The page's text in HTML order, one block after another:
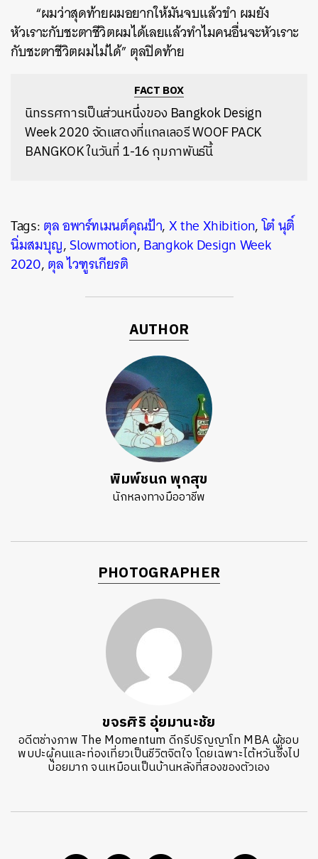
“ผมว่าสุดท้ายผมอยากให้มันจบแล้วขำ ผมยัง
หัวเราะกับชะตาชีวิตผมได้เลยแล้วทำไมคนอื่นจะหัวเราะ
กับชะตาชีวิตผมไม่ได้” ตุลปิดท้าย
FACT BOX
นิทรรศการเป็นส่วนหนึ่งของ Bangkok Design
Week 2020 จัดแสดงที่แกลเลอรี WOOF PACK
BANGKOK ในวันที่ 1-16 กุมภาพันธ์นี้
Tags:ตุล อพาร์ทเมนต์คุณป้า,X the Xhibition,โต๋ นุติ์
นิ่มสมบุญ,Slowmotion,Bangkok Design Week
2020,ตุล ไวฑูรเกียรติ
AUTHOR
พิมพ์ชนก พุกสุข
นักหลงทางมืออาชีพ
PHOTOGRAPHER
ขจรศิริ อุ่ยมานะชัย
อดีตช่างภาพ The Momentum ดีกรีปริญญาโท MBA ผู้ชอบ
พบปะผู้คนและท่องเที่ยวเป็นชีวิตจิตใจ โดยเฉพาะไต้หวันซึ่งไป
บ่อยมาก จนเหมือนเป็นบ้านหลังที่สองของตัวเอง